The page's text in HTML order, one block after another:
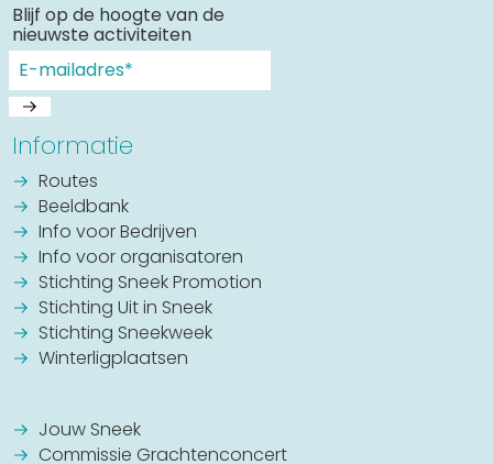
Blijf op de hoogte van de
nieuwste activiteiten
Informatie
Routes
Beeldbank
Info voor Bedrijven
Info voor organisatoren
Stichting Sneek Promotion
Stichting Uit in Sneek
Stichting Sneekweek
Winterligplaatsen
Jouw Sneek
Commissie Grachtenconcert